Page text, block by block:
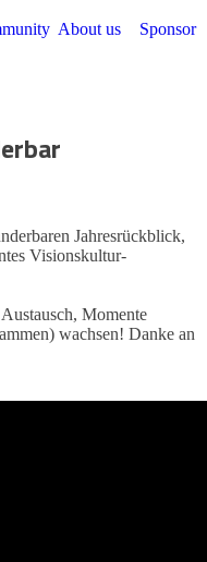
About us Sponsor
Jahresrückblick,
Visionskultur-
Momente
wachsen! Danke an